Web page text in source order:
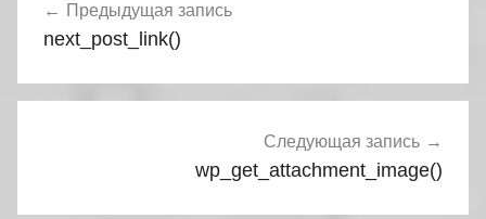
по
Предыдущая запись
next_post_link()
Следующая запись
wp_get_attachment_image()